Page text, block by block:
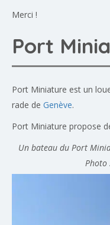
Merci !
Port
Port Miniature est un
rade de Genève.
Port Miniature propose
Un bateau du Port
Photo